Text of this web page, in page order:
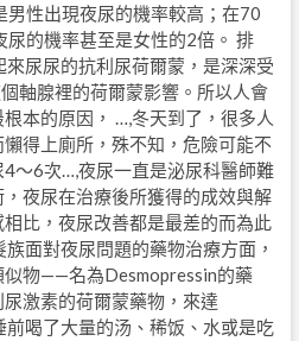
性出現夜尿的機率較高；在70
的機率甚至是女性的2倍。 排
尿尿的抗利尿荷爾蒙，是深深受
軸腺裡的荷爾蒙影響。所以人會
本的原因， …,冬天到了，很多人
得上廁所，殊不知，危險可能不
～6次…,夜尿一直是泌尿科醫師難
夜尿在治療後所獲得的成效與解
比，夜尿改善都是最差的而為此
面對夜尿問題的藥物治療方面，
似物——名為Desmopressin的藥
激素的荷爾蒙藥物，來達
前喝了大量的汤、稀饭、水或是吃